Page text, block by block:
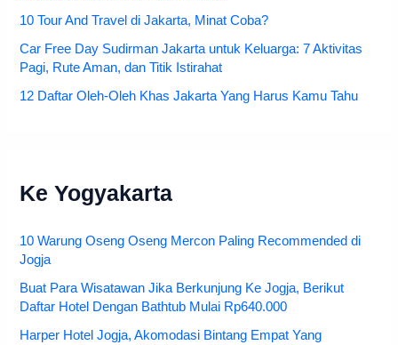
10 Tour And Travel di Jakarta, Minat Coba?
Car Free Day Sudirman Jakarta untuk Keluarga: 7 Aktivitas
Pagi, Rute Aman, dan Titik Istirahat
12 Daftar Oleh-Oleh Khas Jakarta Yang Harus Kamu Tahu
Ke Yogyakarta
10 Warung Oseng Oseng Mercon Paling Recommended di
Jogja
Buat Para Wisatawan Jika Berkunjung Ke Jogja, Berikut
Daftar Hotel Dengan Bathtub Mulai Rp640.000
Harper Hotel Jogja, Akomodasi Bintang Empat Yang